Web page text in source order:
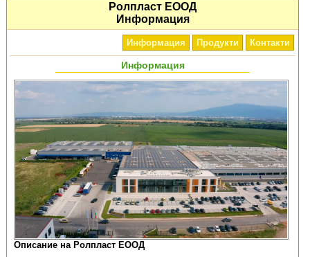
Ролпласт ЕООД
Информация
Информация Продукти Контакти
Информация
Описание на Ролпласт ЕООД